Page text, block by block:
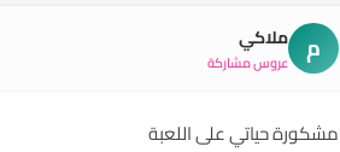
م ملاكي
عروس مشاركة
مشكورة حياتي على اللعبة